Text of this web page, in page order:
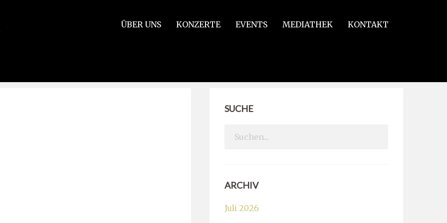
ÜBER UNS KONZERTE EVENTS MEDIATHEK KONTAKT
SUCHE
Search
ARCHIV
Juli 2026